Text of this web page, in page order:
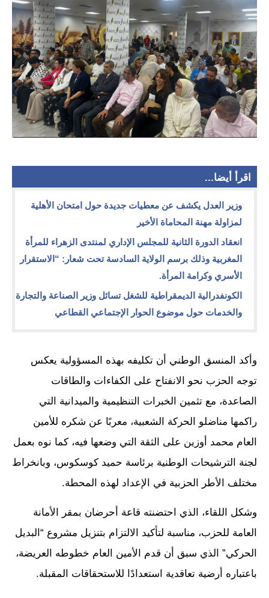
اقرأ أيضا...
وزير العدل يكشف عن معطيات جديدة حول امتحان الأهلية
لمزاولة مهنة المحاماة الأخير
انعقاد الدورة الثانية للمجلس الإداري لمنتدى الزهراء للمرأة
المغربية وذلك برسم الولاية السادسة تحت شعار: “الاستقرار
الأسري وكرامة المرأة.
الكونفدرالية الديمقراطية للشغل تسائل وزير الصناعة والتجارة
والخدمات حول موضوع الحوار الإجتماعي القطاعي
وأكد المنسق الوطني أن تكليفه بهذه المسؤولية يعكس
توجه الحزب نحو الانفتاح على الكفاءات والطاقات
الصاعدة، مع تثمين الخبرات التنظيمية والميدانية التي
راكمها مناضلو الحركة الشعبية، معربًا عن شكره للأمين
العام محمد أوزين على الثقة التي وضعها فيه، كما نوه بعمل
لجنة الترشيحات الوطنية برئاسة حميد كوسكوس، وبانخراط
مختلف الأطر الحزبية في الإعداد لهذه المحطة.
وشكل اللقاء، الذي احتضنته قاعة أحرضان بمقر الأمانة
العامة للحزب، مناسبة لتأكيد الالتزام بتنزيل مشروع “البديل
الحركي” الذي سبق أن قدم الأمين العام خطوطه العريضة،
باعتباره أرضية تعاقدية استعدادًا للاستحقاقات المقبلة.